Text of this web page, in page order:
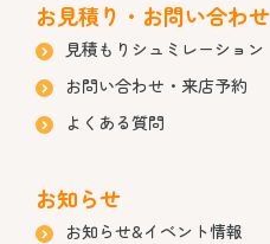
お見積り・お問い合わせ
見積もりシュミレーション
お問い合わせ・来店予約
よくある質問
お知らせ
お知らせ&イベント情報